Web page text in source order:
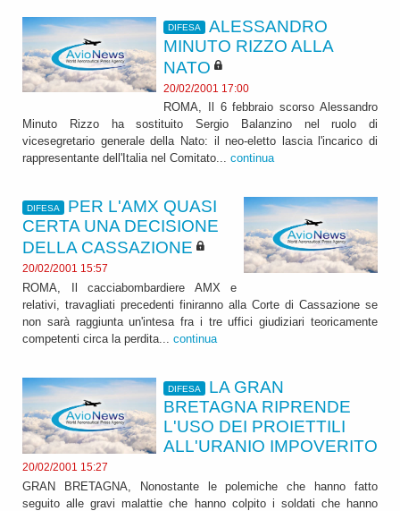
DIFESA
ALESSANDRO
MINUTO RIZZO ALLA
NATO
20/02/2001 17:00
ROMA, Il 6 febbraio scorso Alessandro
Minuto Rizzo ha sostituito Sergio Balanzino nel ruolo di
vicesegretario generale della Nato: il neo-eletto lascia l'incarico di
rappresentante dell'Italia nel Comitato... continua
DIFESA
PER L'AMX QUASI
CERTA UNA DECISIONE
DELLA CASSAZIONE
20/02/2001 15:57
ROMA, Il cacciabombardiere AMX e
relativi, travagliati precedenti finiranno alla Corte di Cassazione se
non sarà raggiunta un'intesa fra i tre uffici giudiziari teoricamente
competenti circa la perdita... continua
DIFESA
LA GRAN
BRETAGNA RIPRENDE
L'USO DEI PROIETTILI
ALL'URANIO IMPOVERITO
20/02/2001 15:27
GRAN BRETAGNA, Nonostante le polemiche che hanno fatto
seguito alle gravi malattie che hanno colpito i soldati che hanno